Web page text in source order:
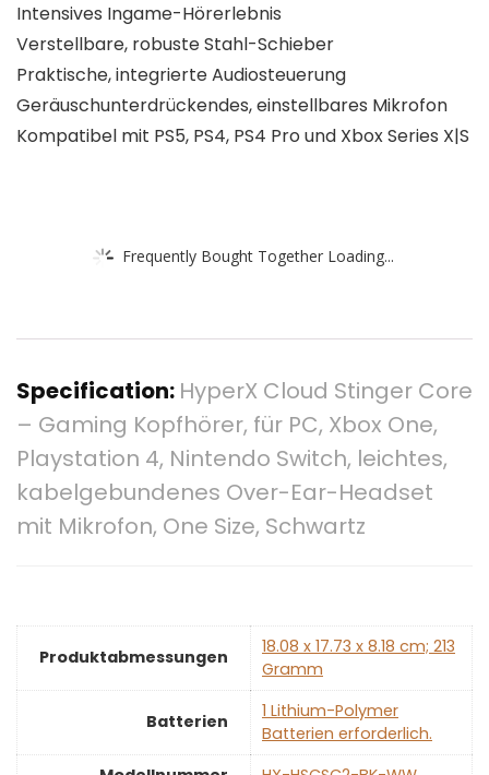
Intensives Ingame-Hörerlebnis
Verstellbare, robuste Stahl-Schieber
Praktische, integrierte Audiosteuerung
Geräuschunterdrückendes, einstellbares Mikrofon
Kompatibel mit PS5, PS4, PS4 Pro und Xbox Series X|S
Frequently Bought Together Loading...
Specification: HyperX Cloud Stinger Core
– Gaming Kopfhörer, für PC, Xbox One,
Playstation 4, Nintendo Switch, leichtes,
kabelgebundenes Over-Ear-Headset
mit Mikrofon, One Size, Schwartz
Produktabmessungen
‎18.08 x 17.73 x 8.18 cm; 213
Gramm
Batterien
‎1 Lithium-Polymer
Batterien erforderlich.